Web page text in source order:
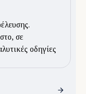
σε
οδηγίες